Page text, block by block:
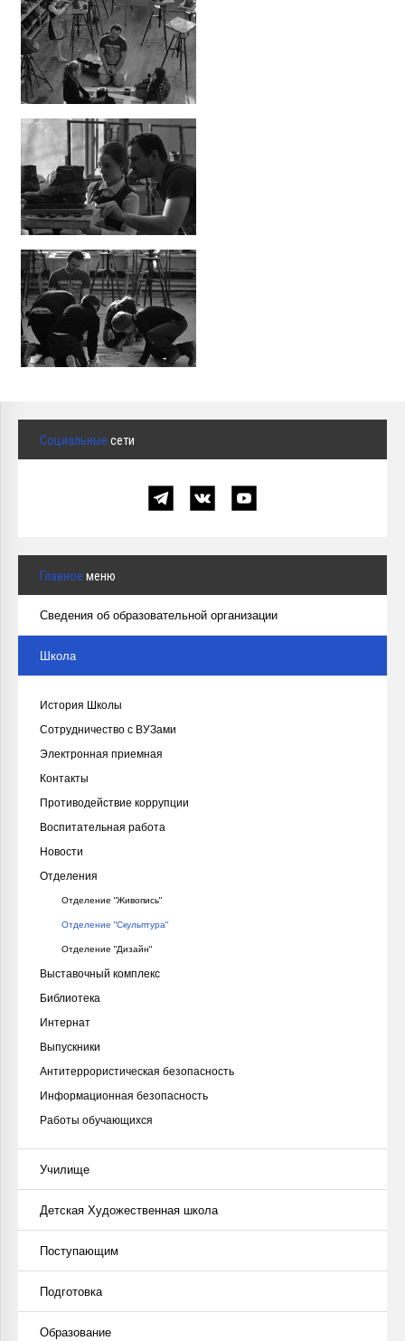
Социальные сети
Главное меню
Сведения об образовательной организации
Школа
История Школы
Сотрудничество с ВУЗами
Электронная приемная
Контакты
Противодействие коррупции
Воспитательная работа
Новости
Отделения
Отделение "Живопись"
Отделение "Скульптура"
Отделение "Дизайн"
Выставочный комплекс
Библиотека
Интернат
Выпускники
Антитеррористическая безопасность
Информационная безопасность
Работы обучающихся
Училище
Детская Художественная школа
Поступающим
Подготовка
Образование